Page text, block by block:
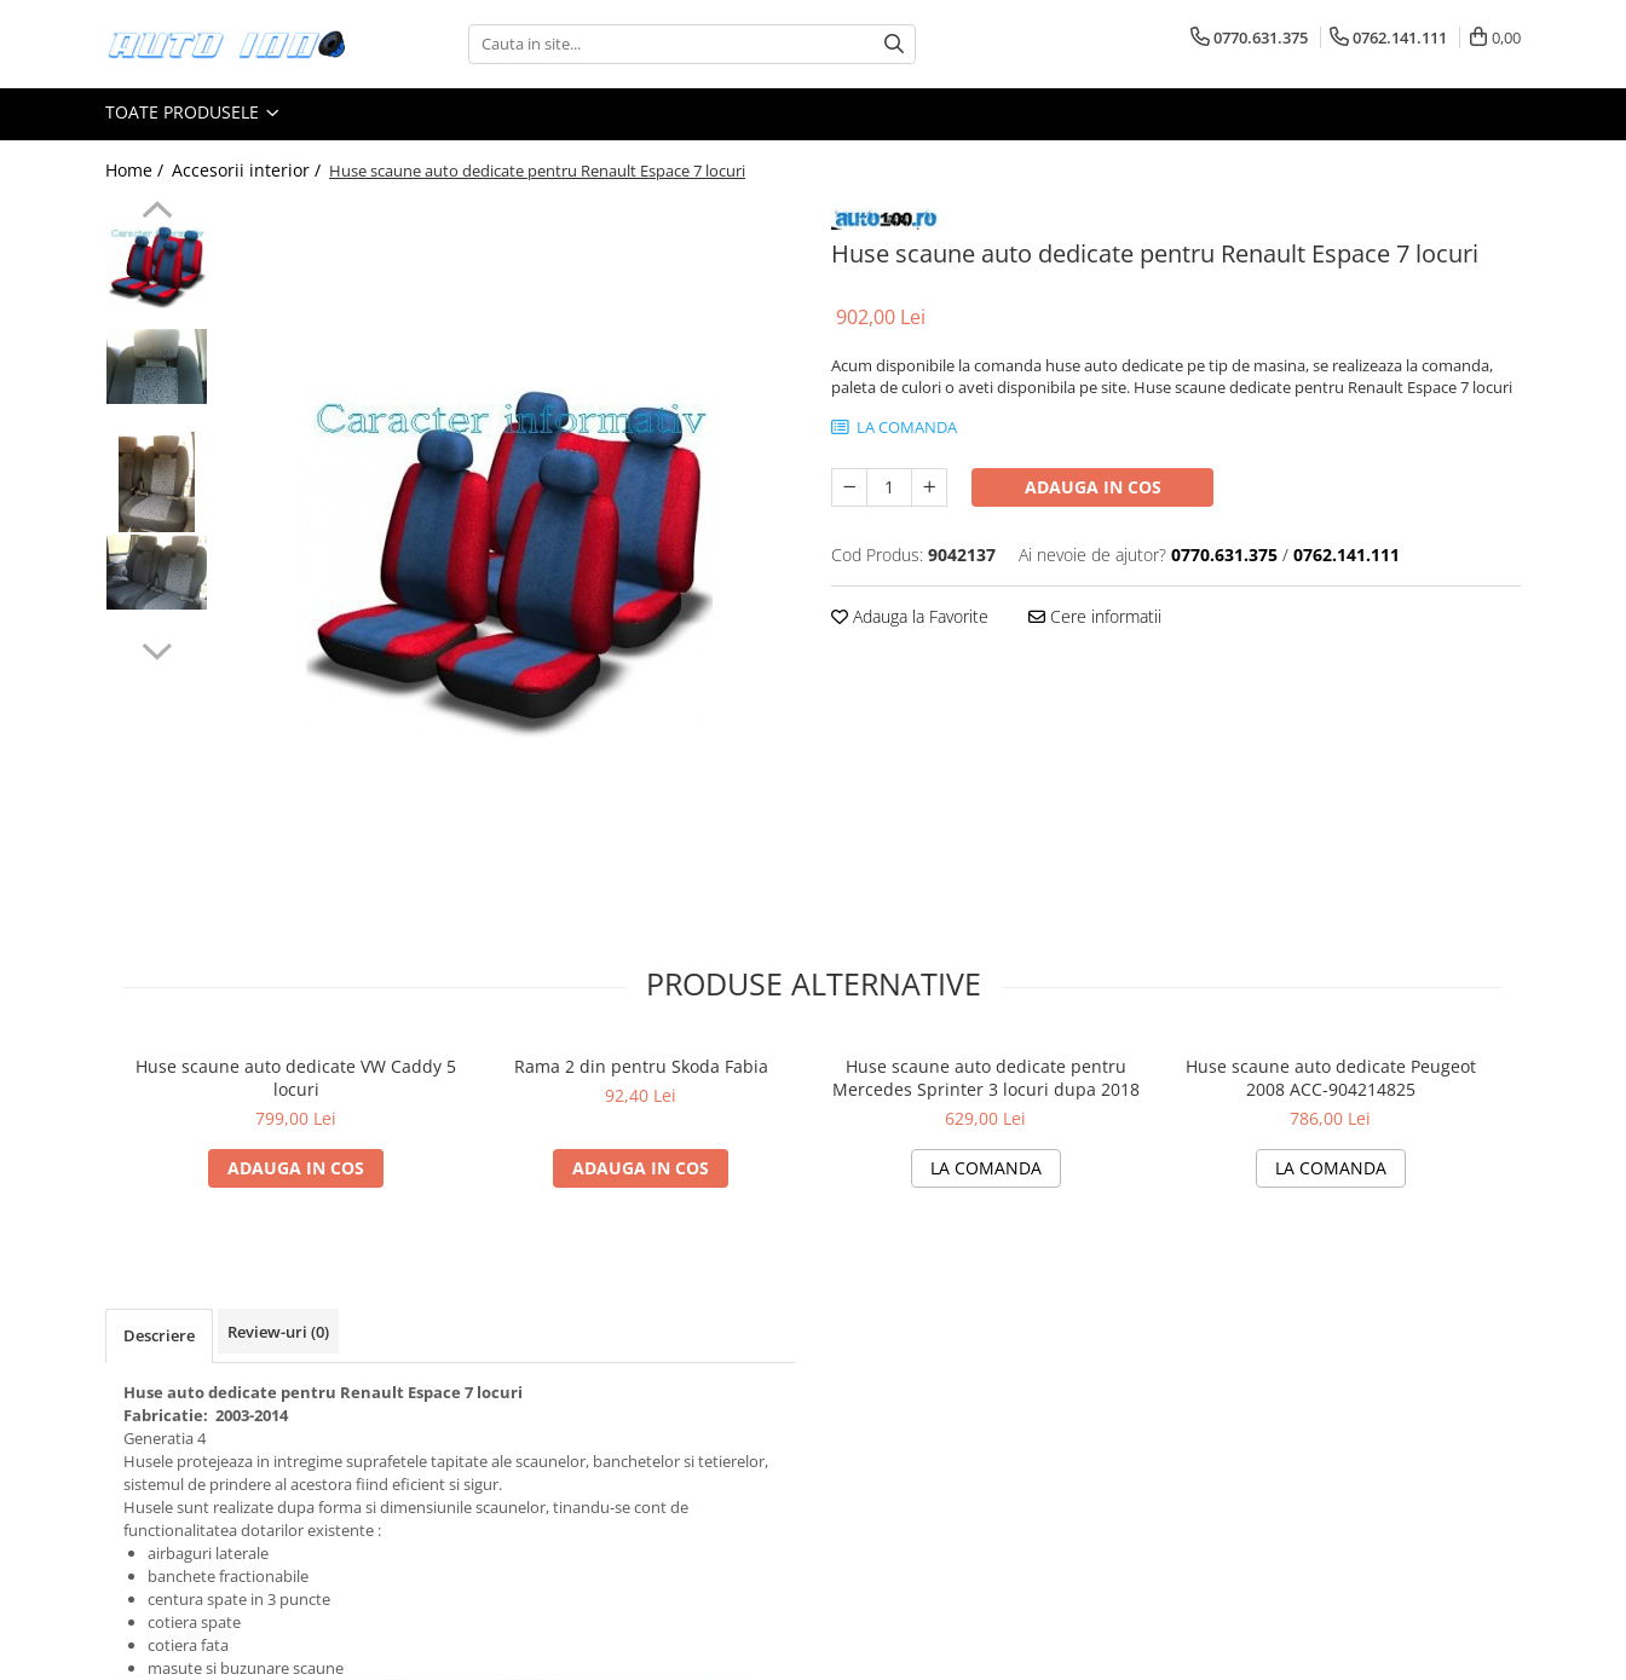
Accesorii interior
Covorase cauciuc auto dedicate
Huse scaun auto dedicate
Odorizant Auto
Plase portbagaj
Tavite portbagaj auto
Accesorii Sisteme Audio
Cupla radio aftermarket
Cupla radio OEM
Rame radio 1DIN
Alarme auto Alarme masina
Set clipsuri auto de plastic
Piese si accesorii
Amortizoare hayon
Accesorii auto
Incalzire scaune
Stergatoare auto
Paravanturi auto
Lumini ambientale
0770.631.375 0762.141.111 0,00
TOATE PRODUSELE
Home / Accesorii interior / Huse scaune auto dedicate pentru Renault Espace 7 locuri
Huse scaune auto dedicate pentru Renault Espace 7 locuri
902,00 Lei
Acum disponibile la comanda huse auto dedicate pe tip de masina, se realizeaza la comanda,
paleta de culori o aveti disponibila pe site. Huse scaune dedicate pentru Renault Espace 7 locuri
LA COMANDA
ADAUGA IN COS
Cod Produs: 9042137 Ai nevoie de ajutor? 0770.631.375 / 0762.141.111
Adauga la Favorite Cere informatii
PRODUSE ALTERNATIVE
Huse scaune auto dedicate VW Caddy 5
locuri
799,00 Lei
ADAUGA IN COS
Rama 2 din pentru Skoda Fabia
92,40 Lei
ADAUGA IN COS
Huse scaune auto dedicate pentru
Mercedes Sprinter 3 locuri dupa 2018
629,00 Lei
LA COMANDA
Huse scaune auto dedicate Peugeot
2008 ACC-904214825
786,00 Lei
LA COMANDA
Descriere Review-uri (0)
Huse auto dedicate pentru Renault Espace 7 locuri
Fabricatie: 2003-2014
Generatia 4
Husele protejeaza in intregime suprafetele tapitate ale scaunelor, banchetelor si tetierelor,
sistemul de prindere al acestora fiind eficient si sigur.
Husele sunt realizate dupa forma si dimensiunile scaunelor, tinandu-se cont de
functionalitatea dotarilor existente :
airbaguri laterale
banchete fractionabile
centura spate in 3 puncte
cotiera spate
cotiera fata
masute si buzunare scaune